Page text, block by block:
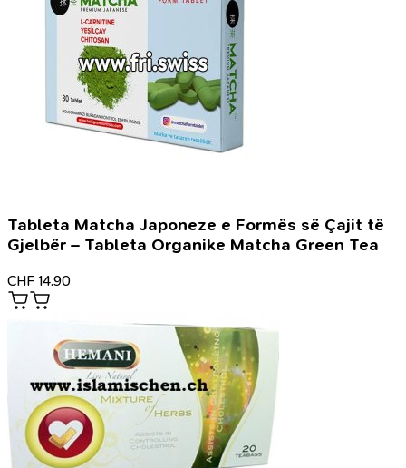
Tableta Matcha Japoneze e Formës së Çajit të
Gjelbër – Tableta Organike Matcha Green Tea
CHF 14.90